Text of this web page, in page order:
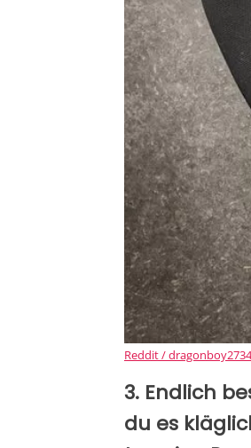
Reddit / dragonboy2734
3. Endlich
du es